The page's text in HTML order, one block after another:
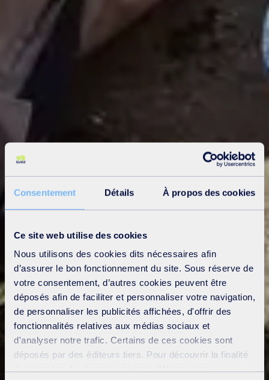
Consentement Détails À propos des cookies
Ce site web utilise des cookies
Nous utilisons des cookies dits nécessaires afin
d’assurer le bon fonctionnement du site. Sous réserve de
votre consentement, d’autres cookies peuvent être
déposés afin de faciliter et personnaliser votre navigation,
de personnaliser les publicités affichées, d'offrir des
fonctionnalités relatives aux médias sociaux et
d'analyser notre trafic. Certains de ces cookies sont
déposés par des éditeurs tiers. Pour découvrir la finalité